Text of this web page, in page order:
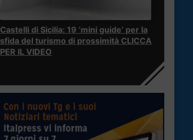
Castelli di Sicilia: 19 ‘mini guide’ per la
sfida del turismo di prossimità CLICCA
PER IL VIDEO